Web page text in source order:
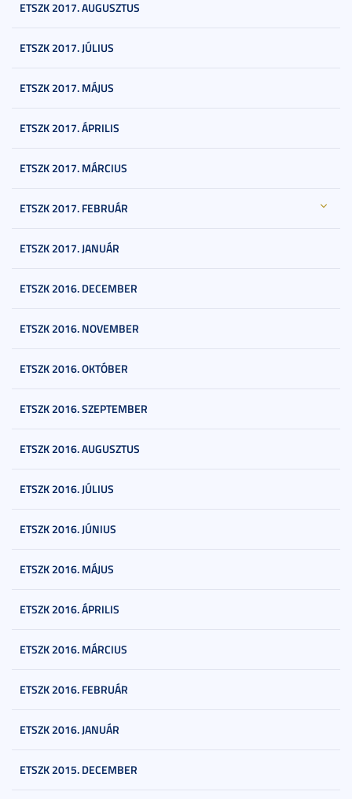
ETSZK 2017. AUGUSZTUS
ETSZK 2017. JÚLIUS
ETSZK 2017. MÁJUS
ETSZK 2017. ÁPRILIS
ETSZK 2017. MÁRCIUS
ETSZK 2017. FEBRUÁR
ETSZK 2017. JANUÁR
ETSZK 2016. DECEMBER
ETSZK 2016. NOVEMBER
ETSZK 2016. OKTÓBER
ETSZK 2016. SZEPTEMBER
ETSZK 2016. AUGUSZTUS
ETSZK 2016. JÚLIUS
ETSZK 2016. JÚNIUS
ETSZK 2016. MÁJUS
ETSZK 2016. ÁPRILIS
ETSZK 2016. MÁRCIUS
ETSZK 2016. FEBRUÁR
ETSZK 2016. JANUÁR
ETSZK 2015. DECEMBER